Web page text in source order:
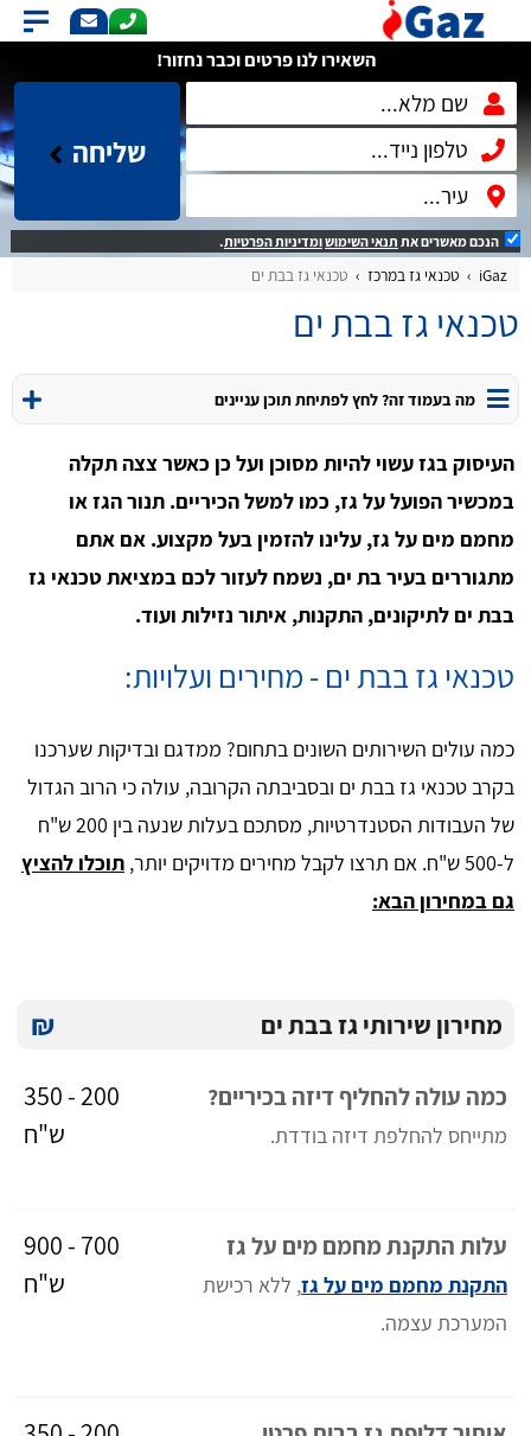
השאירו לנו פרטים וכבר נחזור!
שליחה
הנכם מאשרים את תנאי השימושומדיניות הפרטיות.
iGaz טכנאי גז במרכז טכנאי גז בבת ים
טכנאי גז בבת ים
מה בעמוד זה? לחץ לפתיחת תוכן עניינים
העיסוק בגז עשוי להיות מסוכן ועל כן כאשר צצה תקלה
במכשיר הפועל על גז, כמו למשל הכיריים. תנור הגז או
מחמם מים על גז, עלינו להזמין בעל מקצוע. אם אתם
מתגוררים בעיר בת ים, נשמח לעזור לכם במציאת טכנאי גז
בבת ים לתיקונים, התקנות, איתור נזילות ועוד.
טכנאי גז בבת ים - מחירים ועלויות:
כמה עולים השירותים השונים בתחום? ממדגם ובדיקות שערכנו
בקרב טכנאי גז בבת ים ובסביבתה הקרובה, עולה כי הרוב הגדול
של העבודות הסטנדרטיות, מסתכם בעלות שנעה בין 200 ש"ח
ל-500 ש"ח. אם תרצו לקבל מחירים מדויקים יותר,
תוכלו להציץ
גם במחירון הבא:
₪ מחירון שירותי גז בבת ים
כמה עולה להחליף דיזה בכיריים?
מתייחס להחלפת דיזה בודדת.
200 - 350
ש"ח
עלות התקנת מחמם מים על גז
התקנת מחמם מים על גז, ללא רכישת
המערכת עצמה.
700 - 900
ש"ח